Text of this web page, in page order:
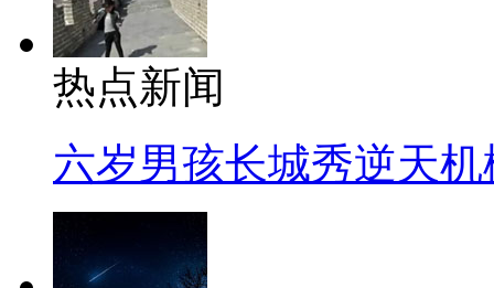
热点新闻
六岁男孩长城秀逆天机